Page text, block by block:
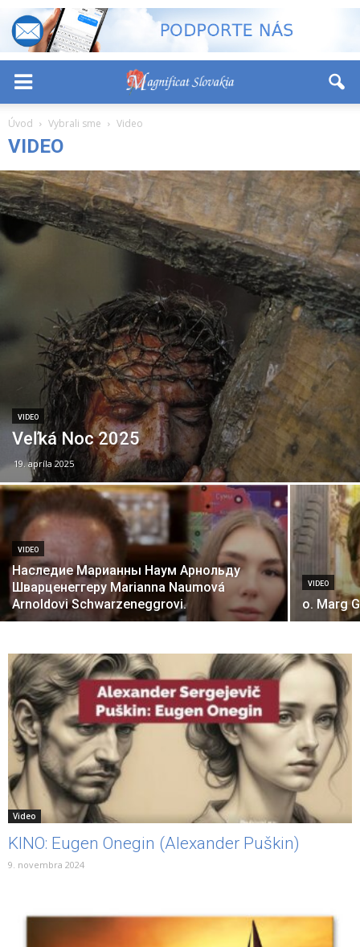
Úvod Vybrali sme Video
VIDEO
VIDEO
Veľká Noc 2025
19. apríla 2025
VIDEO
Наследие Марианны Наум Арнольду
Шварценеггеру Marianna Naumová
Arnoldovi Schwarzeneggrovi.
VIDEO
o. Marg
Video
KINO: Eugen Onegin (Alexander Puškin)
9. novembra 2024
+